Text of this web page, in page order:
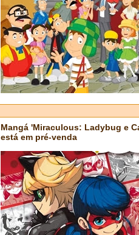
Mangá 'Miraculous: Ladybug e
está em pré-venda